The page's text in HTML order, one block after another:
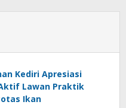
Kediri Apresiasi
Lawan Praktik
Ikan